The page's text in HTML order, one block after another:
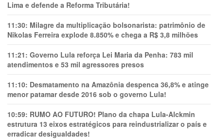
Lima e defende a Reforma Tributária!
11:30: Milagre da multiplicação bolsonarista: patrimônio de
Nikolas Ferreira explode 8.850% e chega a R$ 3,8 milhões
11:21: Governo Lula reforça Lei Maria da Penha: 783 mil
atendimentos e 53 mil agressores presos
11:10: Desmatamento na Amazônia despenca 36,8% e atinge
menor patamar desde 2016 sob o governo Lula!
10:59: RUMO AO FUTURO! Plano da chapa Lula-Alckmin
estrutura 13 eixos estratégicos para reindustrializar o país e
erradicar desigualdades!